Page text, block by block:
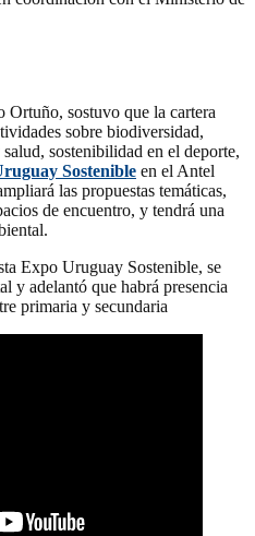
sostuvo que la cartera
sobre biodiversidad,
sostenibilidad en el deporte,
Sostenible en el Antel
las propuestas temáticas,
de encuentro, y tendrá una
Expo Uruguay Sostenible, se
y adelantó que habrá presencia
primaria y secundaria